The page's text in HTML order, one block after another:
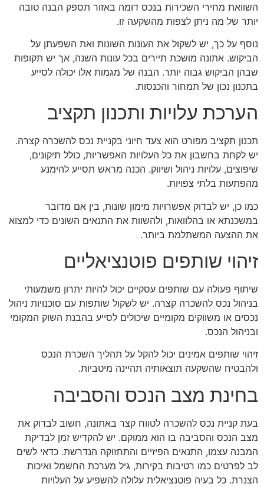
השוואת מחירי השכירות בנכס דומה באזור תספק הבנה טובה
יותר של מה ניתן לצפות מהשקעה זו.
נוסף על כך, יש לשקול את העונות השונות ואת השפעתן על
הביקוש. אתונה מושכת תיירים בכל עונות השנה, אך יש תקופות
שבהן הביקוש גבוה יותר. הבנה של מגמות אלו יכולה לסייע
בתכנון נכון של תמחור והכנסות.
הערכת עלויות ותכנון תקציב
תכנון תקציב מפורט הוא צעד חיוני בקניית נכס להשכרה קצרה.
יש לקחת בחשבון את כל העלויות האפשריות, כולל תיקונים,
שיפוצים, עלויות ניהול ושיווק. הכנה מראש תסייע להימנע
מהפתעות בלתי צפויות.
כמו כן, יש לבדוק אפשרויות מימון שונות, בין אם מדובר
במשכנתא או בהלוואות, ולהשוות את התנאים השונים כדי למצוא
את ההצעה המשתלמת ביותר.
זיהוי שותפים פוטנציאליים
שיתוף פעולה עם שותפים עסקיים יכול להיות יתרון משמעותי
בניהול נכס להשכרה קצרה. יש לשקול שותפות עם סוכנויות ניהול
נכסים או משווקים מקומיים שיכולים לסייע בהבנת השוק המקומי
ובניהול הנכס.
זיהוי שותפים אמינים יכול להקל על תהליך השכרת הנכס
ולהבטיח שהשקעה תוצאותיה תהיינה מיטביות.
בחינת מצב הנכס והסביבה
בעת קניית נכס להשכרה לטווח קצר באתונה, חשוב לבדוק את
מצב הנכס והסביבה בו הוא ממוקם. יש להקדיש זמן לבדיקת
המבנה עצמו, התנאים הפיזיים והתחזוקה הנדרשת. כדאי לשים
לב לפרטים כמו רטיבות בקירות, גיל מערכת החשמל ואיכות
הצנרת. כל בעיה פוטנציאלית עלולה להשפיע על העלויות